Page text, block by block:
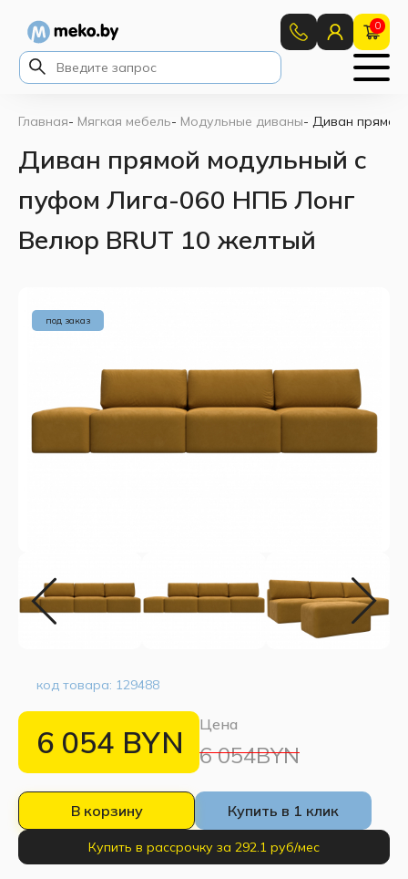
0
Главная- Мягкая мебель- Модульные диваны- Диван прямой
Диван прямой модульный с
пуфом Лига-060 НПБ Лонг
Велюр BRUT 10 желтый
под заказ
код товара: 129488
6 054 BYN Цена
6 054BYN
В корзину Купить в 1 клик
Купить в рассрочку за 292.1 руб/мес